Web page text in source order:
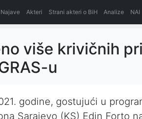
Najave Akteri Strani akteri o BiH Analize NAI
više krivičnih
u
godine, gostujući u
Sarajevo (KS) Edin Forto